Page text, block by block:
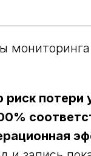
риск потери